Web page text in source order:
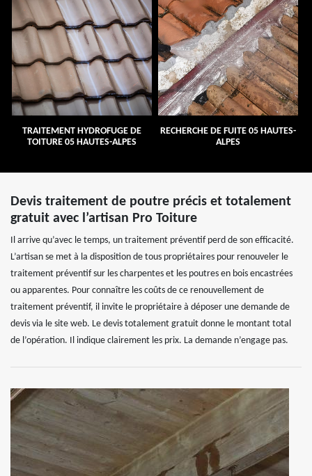
TRAITEMENT HYDROFUGE DE
TOITURE 05 HAUTES-ALPES
RECHERCHE DE FUITE 05 HAUTES-
ALPES
Devis traitement de poutre précis et totalement
gratuit avec l’artisan Pro Toiture
Il arrive qu’avec le temps, un traitement préventif perd de son efficacité.
L’artisan se met à la disposition de tous propriétaires pour renouveler le
traitement préventif sur les charpentes et les poutres en bois encastrées
ou apparentes. Pour connaître les coûts de ce renouvellement de
traitement préventif, il invite le propriétaire à déposer une demande de
devis via le site web. Le devis totalement gratuit donne le montant total
de l’opération. Il indique clairement les prix. La demande n’engage pas.